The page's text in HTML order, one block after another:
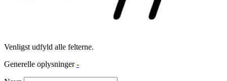
Venligst udfyld alle felterne.
Generelle oplysninger -